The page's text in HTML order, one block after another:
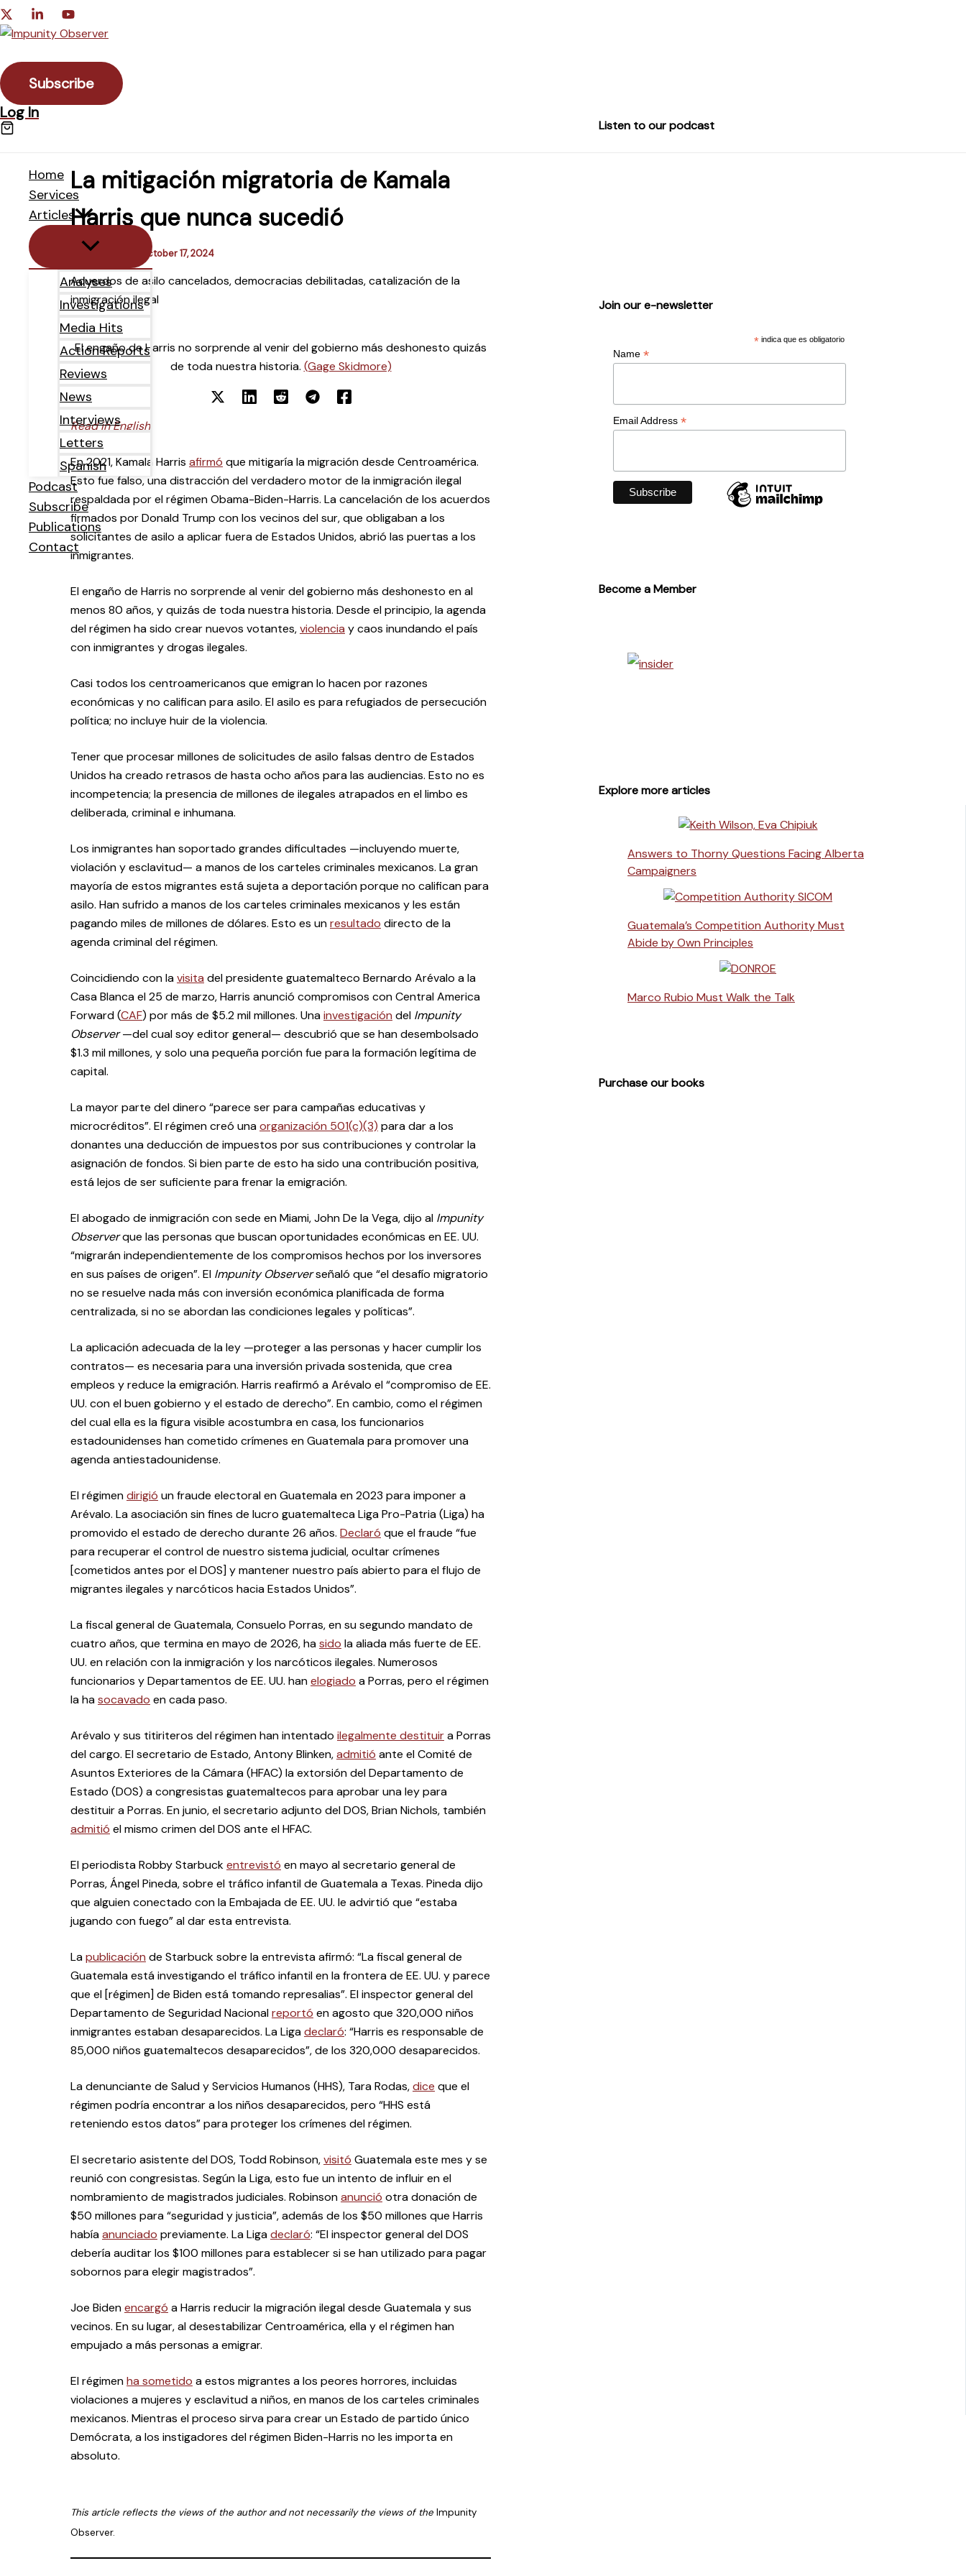
Skip
to
Subscribe
Log In
Home
Services
Articles
Analyses
Investigations
Media Hits
Action Reports
Reviews
News
Interviews
Letters
Spanish
Podcast
Subscribe
Publications
Contact
La mitigación migratoria de Kamala
Harris que nunca sucedió
Steven Hecht October 17, 2024
Acuerdos de asilo cancelados, democracias debilitadas, catalización de la
inmigración ilegal
El engaño de Harris no sorprende al venir del gobierno más deshonesto quizás
de toda nuestra historia. (Gage Skidmore)
Read in English.
En 2021, Kamala Harris afirmó que mitigaría la migración desde Centroamérica.
Esto fue falso, una distracción del verdadero motor de la inmigración ilegal
respaldada por el régimen Obama-Biden-Harris. La cancelación de los acuerdos
firmados por Donald Trump con los vecinos del sur, que obligaban a los
solicitantes de asilo a aplicar fuera de Estados Unidos, abrió las puertas a los
inmigrantes.
El engaño de Harris no sorprende al venir del gobierno más deshonesto en al
menos 80 años, y quizás de toda nuestra historia. Desde el principio, la agenda
del régimen ha sido crear nuevos votantes,violencia y caos inundando el país
con inmigrantes y drogas ilegales.
Casi todos los centroamericanos que emigran lo hacen por razones
económicas y no califican para asilo. El asilo es para refugiados de persecución
política; no incluye huir de la violencia.
Tener que procesar millones de solicitudes de asilo falsas dentro de Estados
Unidos ha creado retrasos de hasta ocho años para las audiencias. Esto no es
incompetencia; la presencia de millones de ilegales atrapados en el limbo es
deliberada, criminal e inhumana.
Los inmigrantes han soportado grandes dificultades —incluyendo muerte,
violación y esclavitud— a manos de los carteles criminales mexicanos. La gran
mayoría de estos migrantes está sujeta a deportación porque no califican para
asilo. Han sufrido a manos de los carteles criminales mexicanos y les están
pagando miles de millones de dólares. Esto es unresultado directo de la
agenda criminal del régimen.
Coincidiendo con lavisita del presidente guatemalteco Bernardo Arévalo a la
Casa Blanca el 25 de marzo, Harris anunció compromisos con Central America
Forward (CAF) por más de $5.2 mil millones. Unainvestigación del Impunity
Observer—del cual soy editor general— descubrió que se han desembolsado
$1.3 mil millones, y solo una pequeña porción fue para la formación legítima de
capital.
La mayor parte del dinero “parece ser para campañas educativas y
microcréditos”. El régimen creó unaorganización 501(c)(3) para dar a los
donantes una deducción de impuestos por sus contribuciones y controlar la
asignación de fondos. Si bien parte de esto ha sido una contribución positiva,
está lejos de ser suficiente para frenar la emigración.
El abogado de inmigración con sede en Miami, John De la Vega, dijo al Impunity
Observerque las personas que buscan oportunidades económicas en EE. UU.
“migrarán independientemente de los compromisos hechos por los inversores
en sus países de origen”. El Impunity Observerseñaló que “el desafío migratorio
no se resuelve nada más con inversión económica planificada de forma
centralizada, si no se abordan las condiciones legales y políticas”.
La aplicación adecuada de la ley —proteger a las personas y hacer cumplir los
contratos— es necesaria para una inversión privada sostenida, que crea
empleos y reduce la emigración. Harris reafirmó a Arévalo el “compromiso de EE.
UU. con el buen gobierno y el estado de derecho”. En cambio, como el régimen
del cual ella es la figura visible acostumbra en casa, los funcionarios
estadounidenses han cometido crímenes en Guatemala para promover una
agenda antiestadounidense.
El régimendirigió un fraude electoral en Guatemala en 2023 para imponer a
Arévalo. La asociación sin fines de lucro guatemalteca Liga Pro-Patria (Liga) ha
promovido el estado de derecho durante 26 años. Declaró que el fraude “fue
para recuperar el control de nuestro sistema judicial, ocultar crímenes
[cometidos antes por el DOS] y mantener nuestro país abierto para el flujo de
migrantes ilegales y narcóticos hacia Estados Unidos”.
La fiscal general de Guatemala, Consuelo Porras, en su segundo mandato de
cuatro años, que termina en mayo de 2026, hasido la aliada más fuerte de EE.
UU. en relación con la inmigración y los narcóticos ilegales. Numerosos
funcionarios y Departamentos de EE. UU. hanelogiado a Porras, pero el régimen
la hasocavado en cada paso.
Arévalo y sus titiriteros del régimen han intentado ilegalmente destituira Porras
del cargo. El secretario de Estado, Antony Blinken,admitió ante el Comité de
Asuntos Exteriores de la Cámara (HFAC) la extorsión del Departamento de
Estado (DOS) a congresistas guatemaltecos para aprobar una ley para
destituir a Porras. En junio, el secretario adjunto del DOS, Brian Nichols, también
admitió el mismo crimen del DOS ante el HFAC.
El periodista Robby Starbuckentrevistó en mayo al secretario general de
Porras, Ángel Pineda, sobre el tráfico infantil de Guatemala a Texas. Pineda dijo
que alguien conectado con la Embajada de EE. UU. le advirtió que “estaba
jugando con fuego” al dar esta entrevista.
Lapublicación de Starbuck sobre la entrevista afirmó: “La fiscal general de
Guatemala está investigando el tráfico infantil en la frontera de EE. UU. y parece
que el [régimen] de Biden está tomando represalias”. El inspector general del
Departamento de Seguridad Nacionalreportó en agosto que 320,000 niños
inmigrantes estaban desaparecidos. La Ligadeclaró: “Harris es responsable de
85,000 niños guatemaltecos desaparecidos”, de los 320,000 desaparecidos.
La denunciante de Salud y Servicios Humanos (HHS), Tara Rodas,dice que el
régimen podría encontrar a los niños desaparecidos, pero “HHS está
reteniendo estos datos” para proteger los crímenes del régimen.
El secretario asistente del DOS, Todd Robinson,visitó Guatemala este mes y se
reunió con congresistas. Según la Liga, esto fue un intento de influir en el
nombramiento de magistrados judiciales. Robinsonanunció otra donación de
$50 millones para “seguridad y justicia”, además de los $50 millones que Harris
habíaanunciado previamente. La Ligadeclaró: “El inspector general del DOS
debería auditar los $100 millones para establecer si se han utilizado para pagar
sobornos para elegir magistrados”.
Joe Bidenencargó a Harris reducir la migración ilegal desde Guatemala y sus
vecinos. En su lugar, al desestabilizar Centroamérica, ella y el régimen han
empujado a más personas a emigrar.
El régimenha sometido a estos migrantes a los peores horrores, incluidas
violaciones a mujeres y esclavitud a niños, en manos de los carteles criminales
mexicanos. Mientras el proceso sirva para crear un Estado de partido único
Demócrata, a los instigadores del régimen Biden-Harris no les importa en
absoluto.
This article reflects the views of the author and not necessarily the views of the Impunity
Observer.
Listen to our podcast
Join our e-newsletter
*indica que es obligatorio
Name *
Email Address *
Become a Member
Explore more articles
Answers to Thorny Questions Facing Alberta
Campaigners
Guatemala’s Competition Authority Must
Abide by Own Principles
Marco Rubio Must Walk the Talk
Purchase our books